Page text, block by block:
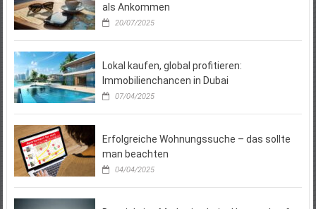
als Ankommen
20/07/2025
Lokal kaufen, global profitieren:
Immobilienchancen in Dubai
07/04/2025
Erfolgreiche Wohnungssuche – das sollte
man beachten
04/04/2025